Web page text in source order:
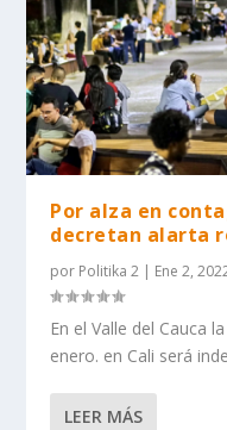
Por alza en
decretan alarta
por Politika 2 | Ene 2,
En el Valle del Cauca
enero. en Cali será
LEER MÁS